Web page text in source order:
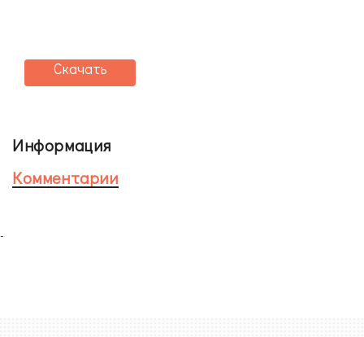
Скачать
Информация
Комментарии
-